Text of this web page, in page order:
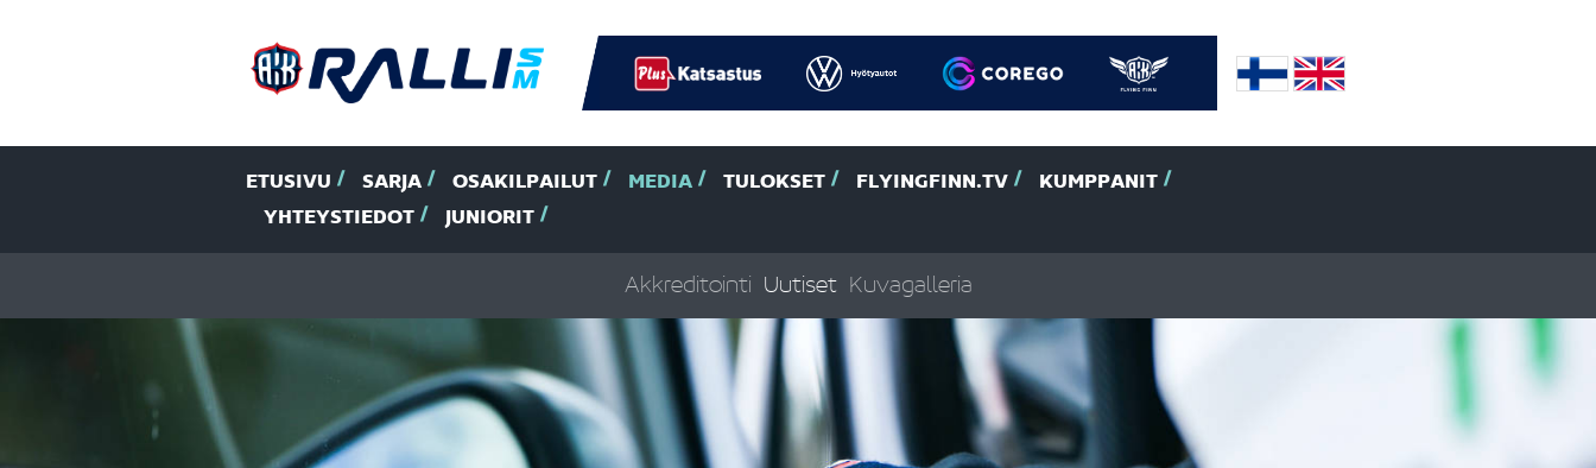
ETUSIVU SARJA OSAKILPAILUT MEDIA TULOKSET FLYINGFINN.TV
KUMPPANIT
YHTEYSTIEDOT
JUNIORIT
Akkreditointi Uutiset Kuvagalleria